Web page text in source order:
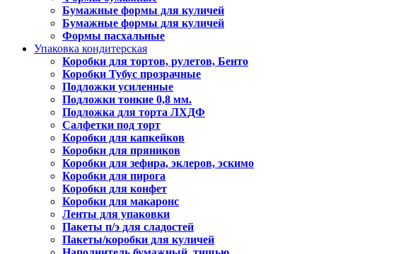
Бумажные формы для куличей
Бумажные формы для куличей
Формы пасхальные
Упаковка кондитерская
Коробки для тортов, рулетов, Бенто
Коробки Тубус прозрачные
Подложки усиленные
Подложки тонкие 0,8 мм.
Подложка для торта ЛХДФ
Салфетки под торт
Коробки для капкейков
Коробки для пряников
Коробки для зефира, эклеров, эскимо
Коробки для пирога
Коробки для конфет
Коробки для макаронс
Ленты для упаковки
Пакеты п/э для сладостей
Пакеты/коробки для куличей